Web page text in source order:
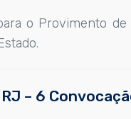
o Provimento
– 6